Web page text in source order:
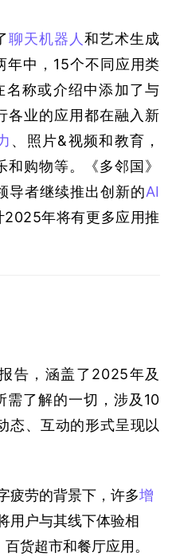
聊天机器人和艺术生成
年中，15个不同应用类
名称或介绍中添加了与
各业的应用都在融入新
、照片&视频和教育，
购物等。《多邻国》
导者继续推出创新的AI
2025年将有更多应用推
告，涵盖了2025年及
需了解的一切，涉及10
态、互动的形式呈现以
疲劳的背景下，许多增
用户与其线下体验相
货超市和餐厅应用。